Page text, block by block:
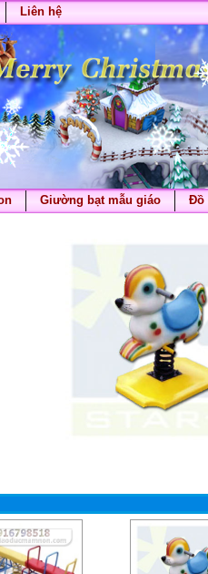
Liên hệ
Giường bạt mẫu giáo Đồ